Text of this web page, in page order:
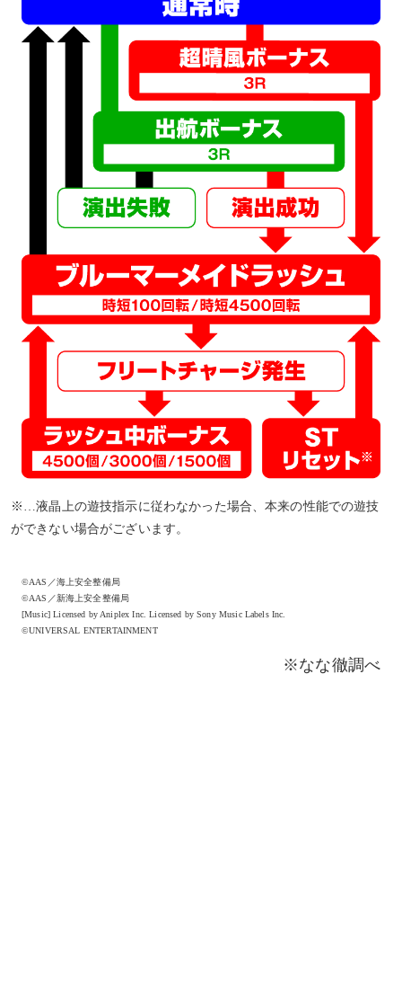
※…液晶上の遊技指示に従わなかった場合、本来の性能での遊技
ができない場合がございます。
©AAS／海上安全整備局
©AAS／新海上安全整備局
[Music] Licensed by Aniplex Inc. Licensed by Sony Music Labels Inc.
©UNIVERSAL ENTERTAINMENT
※なな徹調べ